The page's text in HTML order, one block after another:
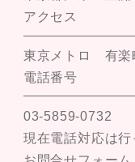
アクセス
東京メトロ 有楽
電話番号
03-5859-0732
現在電話対応は行